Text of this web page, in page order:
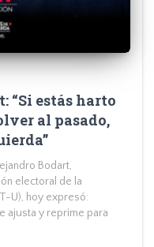
“Si estás harto
al pasado,
Bodart,
electoral de la
U), hoy expresó:
ajusta y reprime para